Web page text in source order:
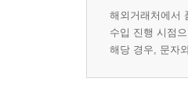
해외거래처에서
수입 진행 시점
해당 경우, 문자